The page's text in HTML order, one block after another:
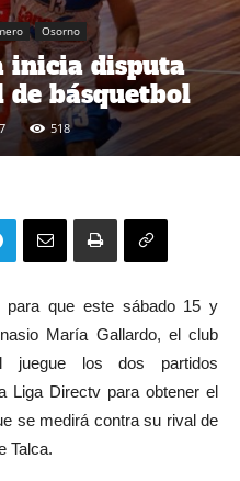
Osorno
inicia disputa
básquetbol
518
que este sábado 15 y
María Gallardo, el club
juegue los dos partidos
Liga Directv para obtener el
se medirá contra su rival de
Talca.